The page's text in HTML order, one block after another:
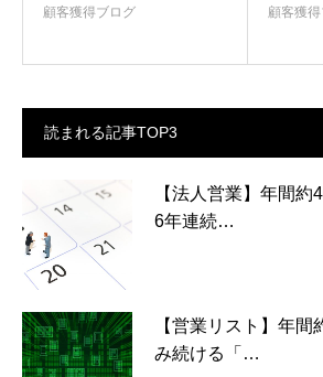
顧客獲得ブログ
顧客獲
読まれる記事TOP3
【法人営業】年間
6年連続…
【営業リスト】年
み続ける「…